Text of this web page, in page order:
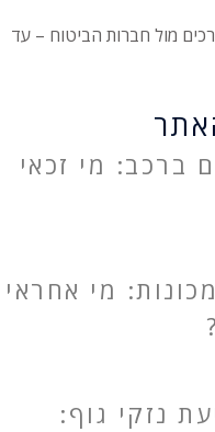
מול חברות הביטוח – עד
ברכב: מי זכאי
מי אחראי
נזקי גוף: